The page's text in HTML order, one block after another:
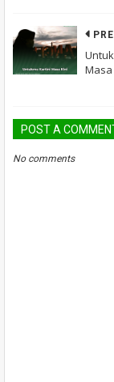
Masa
POST A
No comments